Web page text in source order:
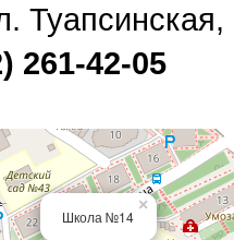
Туапсинская,
261-42-05
Школа №14
×